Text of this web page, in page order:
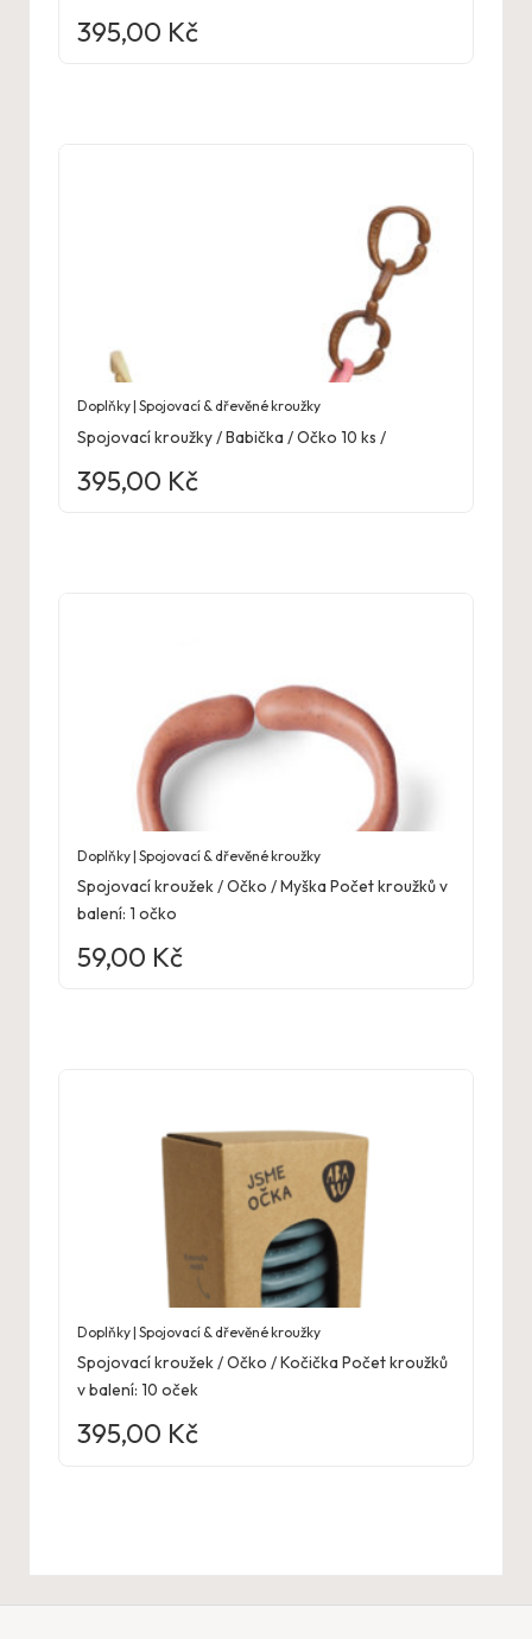
395,00 Kč
Doplňky | Spojovací & dřevěné kroužky
Spojovací kroužky / Babička / Očko 10 ks /
395,00 Kč
Doplňky | Spojovací & dřevěné kroužky
Spojovací kroužek / Očko / Myška Počet kroužků v
balení: 1 očko
59,00 Kč
Doplňky | Spojovací & dřevěné kroužky
Spojovací kroužek / Očko / Kočička Počet kroužků
v balení: 10 oček
395,00 Kč